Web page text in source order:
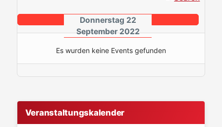
Donnerstag 22
September 2022
Es wurden keine Events gefunden
Veranstaltungskalender